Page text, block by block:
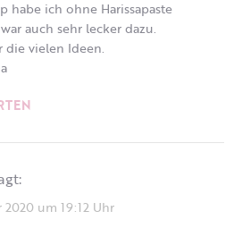
habe ich ohne Harissapaste
auch sehr lecker dazu.
die vielen Ideen.
2020 um 19:12 Uhr